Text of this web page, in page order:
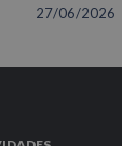
27/06/2026